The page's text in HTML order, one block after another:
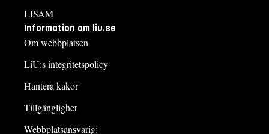
LISAM
Information om liu.se
Om webbplatsen
LiU:s integritetspolicy
Hantera kakor
Tillgänglighet
Webbplatsansvarig: